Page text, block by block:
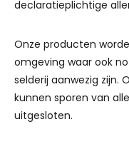
declaratieplichtige
Onze producten
omgeving waar ook
selderij aanwezig zijn.
kunnen sporen van
uitgesloten.